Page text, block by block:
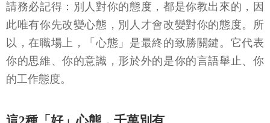
請務必記得：別人對你的態度，都是你教出來的，因
此唯有你先改變心態，別人才會改變對你的態度。所
以，在職場上，「心態」是最終的致勝關鍵。它代表
你的思維、你的意識，形於外的是你的言語舉止、你
的工作態度。